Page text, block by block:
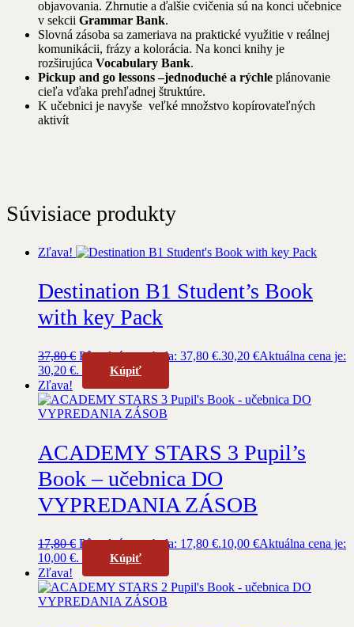
objavovania. Zhrnutie a ďalšie cvičenia sú na konci učebnice
v sekcii Grammar Bank.
Slovná zásoba sa zameriava na praktické využitie v reálnej
komunikácii, frázy a kolorácia. Na konci knihy je
rozširujúca Vocabulary Bank.
Pickup and go lessons –jednoduché a rýchle plánovanie
cieľa vďaka prehľadnej štruktúre.
K učebnici je navyše veľké množstvo kopírovateľných
aktivít
Súvisiace produkty
Zľava!
Destination B1 Student’s Book
with key Pack
37,80€ Pôvodná cena bola: 37,80 €.30,20 €Aktuálna cena je:
30,20 €.
Kúpiť
Zľava!
ACADEMY STARS 3 Pupil’s
Book – učebnica DO
VYPREDANIA ZÁSOB
17,80€ Pôvodná cena bola: 17,80 €.10,00 €Aktuálna cena je:
10,00 €.
Kúpiť
Zľava!